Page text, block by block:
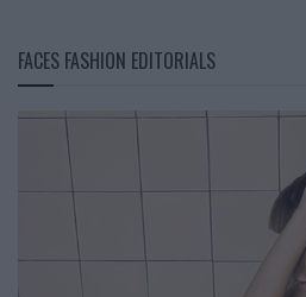
FACES FASHION EDITORIALS